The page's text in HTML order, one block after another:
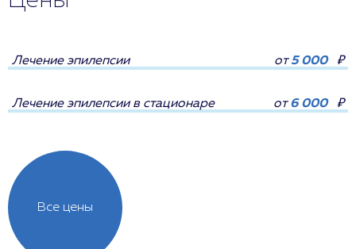
Все цены
Лечение эпилепсии от5 000 ₽
Лечение эпилепсии в стационаре от6 000 ₽